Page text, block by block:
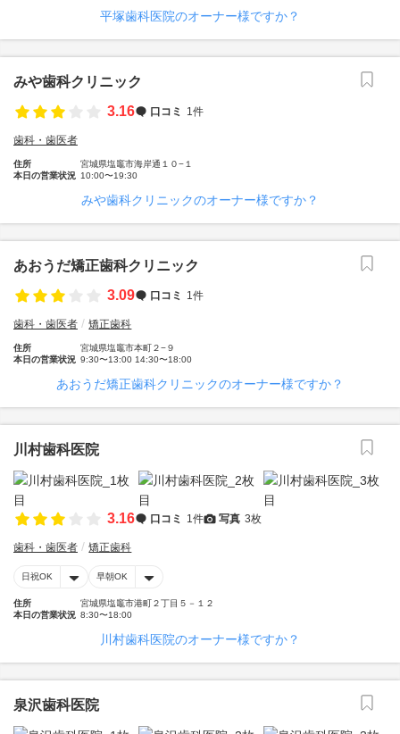
平塚歯科医院のオーナー様ですか？
みや歯科クリニック
3.16
口コミ 1件
歯科・歯医者
住所
宮城県塩竈市海岸通１０−１
本日の営業状況 10:00〜19:30
みや歯科クリニックのオーナー様ですか？
あおうだ矯正歯科クリニック
3.09
口コミ 1件
歯科・歯医者 矯正歯科
住所
宮城県塩竈市本町２−９
本日の営業状況 9:30〜13:00 14:30〜18:00
あおうだ矯正歯科クリニックのオーナー様ですか？
川村歯科医院
3.16 口コミ 1件 写真 3枚
歯科・歯医者 矯正歯科
日祝OK 早朝OK
住所
宮城県塩竈市港町２丁目５－１２
本日の営業状況 8:30〜18:00
川村歯科医院のオーナー様ですか？
泉沢歯科医院